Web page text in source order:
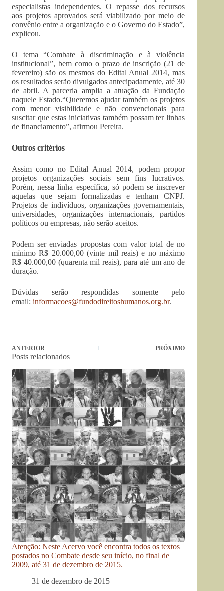
especialistas independentes. O repasse dos recursos
aos projetos aprovados será viabilizado por meio de
convênio entre a organização e o Governo do Estado”,
explicou.
O tema “Combate à discriminação e à violência
institucional”, bem como o prazo de inscrição (21 de
fevereiro) são os mesmos do Edital Anual 2014, mas
os resultados serão divulgados antecipadamente, até 30
de abril. A parceria amplia a atuação da Fundação
naquele Estado.“Queremos ajudar também os projetos
com menor visibilidade e não convencionais para
suscitar que estas iniciativas também possam ter linhas
de financiamento”, afirmou Pereira.
Outros critérios
Assim como no Edital Anual 2014, podem propor
projetos organizações sociais sem fins lucrativos.
Porém, nessa linha específica, só podem se inscrever
aquelas que sejam formalizadas e tenham CNPJ.
Projetos de indivíduos, organizações governamentais,
universidades, organizações internacionais, partidos
políticos ou empresas, não serão aceitos.
Podem ser enviadas propostas com valor total de no
mínimo R$ 20.000,00 (vinte mil reais) e no máximo
R$ 40.000,00 (quarenta mil reais), para até um ano de
duração.
Dúvidas serão respondidas somente pelo
email: informacoes@fundodireitoshumanos.org.br.
ANTERIOR PRÓXIMO
Posts relacionados
Atenção: Neste Acervo você encontra todos os textos
postados no Combate desde seu início, no final de
2009, até 31 de dezembro de 2015.
31 de dezembro de 2015